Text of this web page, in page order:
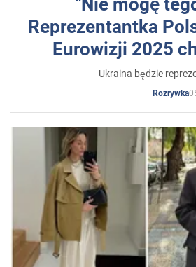
"Nie mogę
Reprezentantka
Eurowizji 2025
Ukraina będzie
Rozrywka